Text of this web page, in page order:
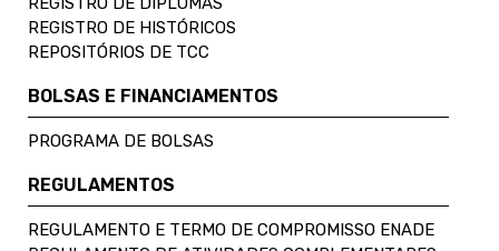
REGISTRO DE HISTÓRICOS
REPOSITÓRIOS DE TCC
BOLSAS E FINANCIAMENTOS
PROGRAMA DE BOLSAS
REGULAMENTOS
REGULAMENTO E TERMO DE COMPROMISSO ENADE